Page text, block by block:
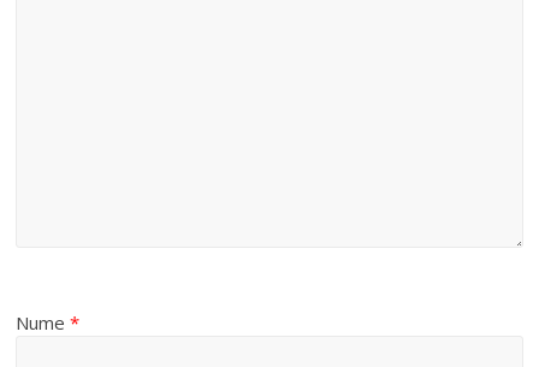
Nume*